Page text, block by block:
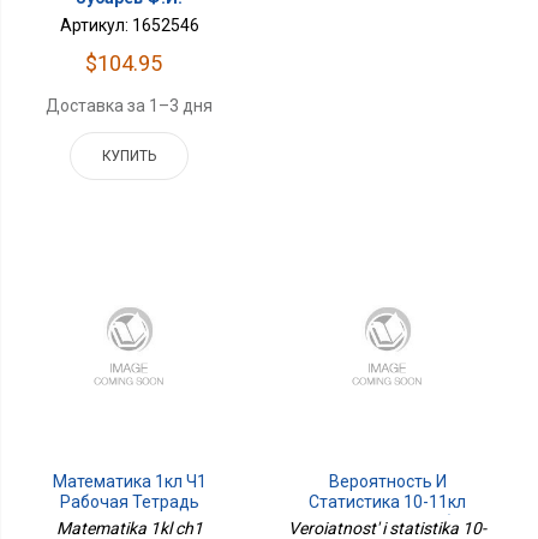
Артикул: 1652546
$104.95
Доставка за 1–3 дня
КУПИТЬ
Математика 1кл Ч1
Рабочая Тетрадь
Matematika 1kl ch1
Вероятность И
Статистика 10-11кл
Сам.и Контр Раб.
Veroiatnost' i statistika 10-